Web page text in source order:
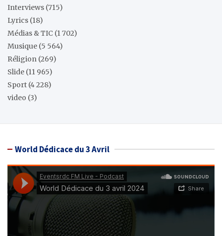
Interviews (715)
Lyrics (18)
Médias & TIC (1 702)
Musique (5 564)
Réligion (269)
Slide (11 965)
Sport (4 228)
video (3)
World Dédicace du 3 Avril